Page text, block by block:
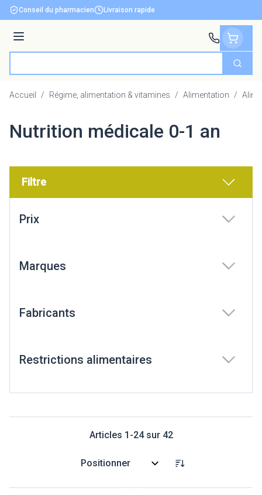
Aller au contenu
Conseil du pharmacien Livraison rapide
Menu
Accueil / Régime, alimentation & vitamines / Alimentation /
Nutrition médicale 0-1 an
Filtre
Prix
Marques
Fabricants
Restrictions alimentaires
Articles 1 -24sur 42
Trier par: